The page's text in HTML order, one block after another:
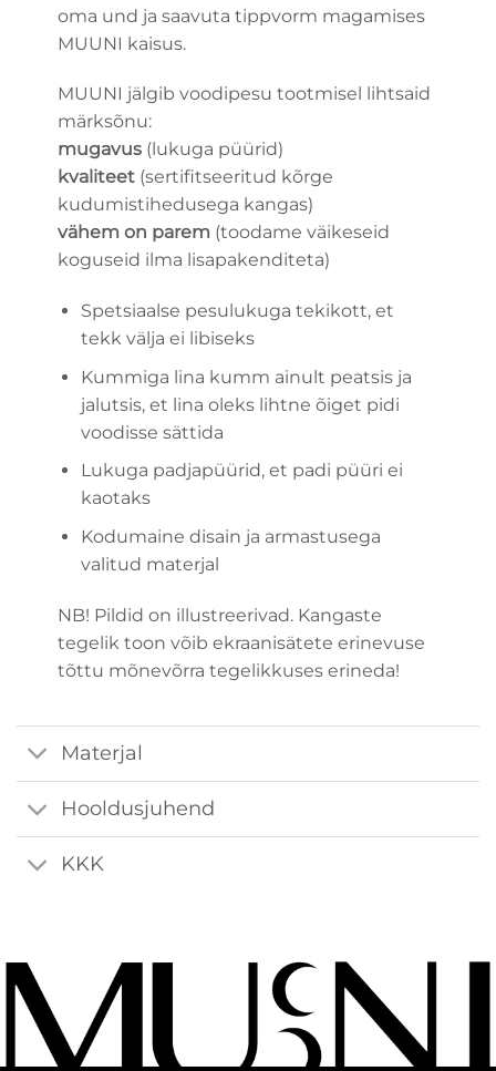
oma und ja saavuta tippvorm magamises
MUUNI kaisus.
MUUNI jälgib voodipesu tootmisel lihtsaid
märksõnu:
mugavus(lukuga püürid)
kvaliteet(sertifitseeritud kõrge
kudumistihedusega kangas)
vähem on parem (toodame väikeseid
koguseid ilma lisapakenditeta)
Spetsiaalse pesulukuga tekikott, et
tekk välja ei libiseks
Kummiga lina kumm ainult peatsis ja
jalutsis, et lina oleks lihtne õiget pidi
voodisse sättida
Lukuga padjapüürid, et padi püüri ei
kaotaks
Kodumaine disain ja armastusega
valitud materjal
NB! Pildid on illustreerivad. Kangaste
tegelik toon võib ekraanisätete erinevuse
tõttu mõnevõrra tegelikkuses erineda!
Materjal
Hooldusjuhend
KKK